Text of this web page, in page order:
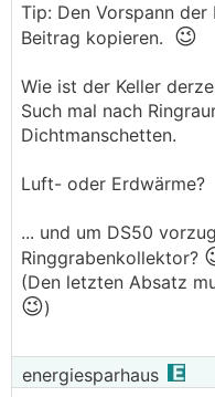
Tip: Den Vorspann
Beitrag kopieren. 😉
Wie ist der Keller
Such mal nach
Dichtmanschetten.
Luft- oder Erdwärme?
... und um DS50
Ringgrabenkollektor?
(Den letzten Absatz
😉)
energiesparhaus